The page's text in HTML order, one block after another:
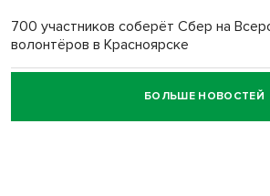
700 участников соберёт Сбер на
волонтёров в Красноярске
Честный выбор: видеонаблюдение
объективность результатов ЕДГ в
БОЛЬШЕ НОВОСТЕЙ